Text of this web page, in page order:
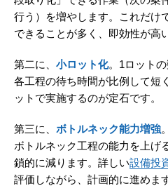
行う）を増やします。これだけ
できることが多く、即効性が高
第二に、 小ロット化。1ロットの
各工程の待ち時間が比例して短
ットで実施するのが定石です。
第三に、 ボトルネック能力増強
ボトルネック工程の能力を上げ
鎖的に減ります。詳しい設備投
評価しながら、計画的に進めます